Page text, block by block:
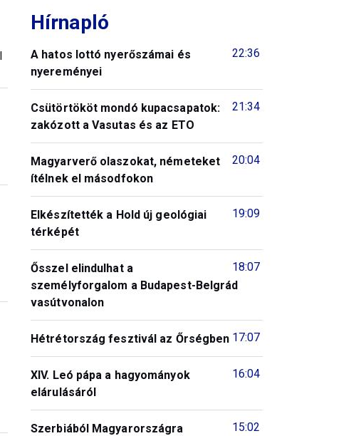
Hírnapló
22:36
A hatos lottó nyerőszámai és
nyereményei
21:34
Csütörtököt mondó kupacsapatok:
zakózott a Vasutas és az ETO
20:04
Magyarverő olaszokat, németeket
ítélnek el másodfokon
19:09
Elkészítették a Hold új geológiai
térképét
18:07
Ősszel elindulhat a
személyforgalom a Budapest-Belgrád
vasútvonalon
17:07
Hétrétország fesztivál az Őrségben
16:04
XIV. Leó pápa a hagyományok
elárulásáról
15:02
Szerbiából Magyarországra